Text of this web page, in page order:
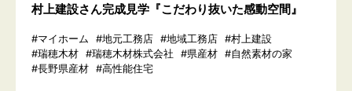
村上建設さん完成見学『こだわり抜いた感動空間』
#マイホーム #地元工務店 #地域工務店 #村上建設
#瑞穂木材 #瑞穂木材株式会社 #県産材 #自然素材の家
#長野県産材 #高性能住宅